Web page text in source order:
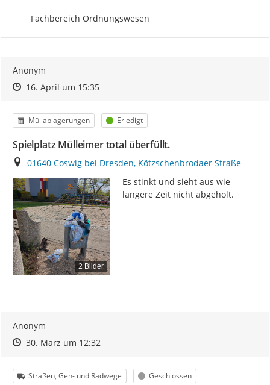
Fachbereich Ordnungswesen
Anonym
Zeitpunkt des Erstellens
Zeitpunkt des Erstellens
16. April um 15:35Zur Äußerung
Kategorie
Müllablagerungen Status
Erledigt
Spielplatz Mülleimer total überfüllt.
Ort
01640 Coswig bei Dresden, Kötzschenbrodaer Straße
2 Bilder
Es stinkt und sieht aus wie
längere Zeit nicht abgeholt.
Anonym
Zeitpunkt des Erstellens
Zeitpunkt des Erstellens
30. März um 12:32Zur Äußerung
Kategorie
Straßen, Geh- und Radwege Status
Geschlossen